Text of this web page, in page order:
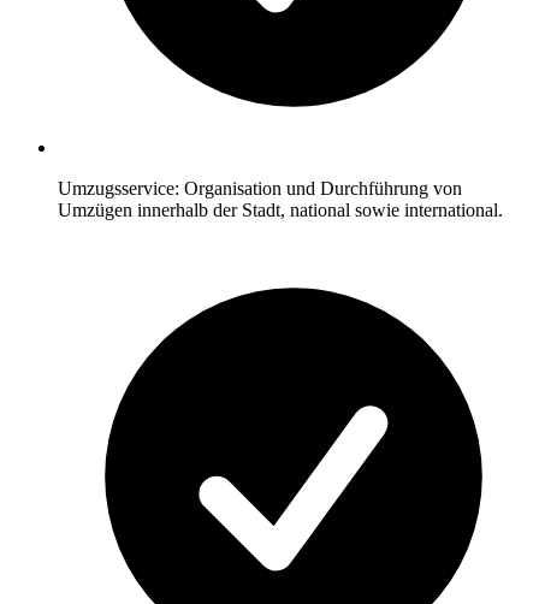
Umzugsservice: Organisation und Durchführung von
Umzügen innerhalb der Stadt, national sowie international.